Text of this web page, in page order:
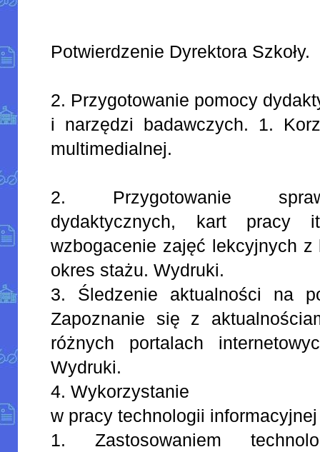
Potwierdzenie Dyrektora Szkoły.
2. Przygotowanie pomocy
i narzędzi badawczych. 1.
multimedialnej.
2. Przygotowanie
dydaktycznych, kart
wzbogacenie zajęć lekcyjnych z
okres stażu. Wydruki.
3. Śledzenie aktualności na
Zapoznanie się z
różnych portalach
Wydruki.
4. Wykorzystanie
w pracy technologii
1. Zastosowaniem